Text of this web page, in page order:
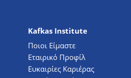
Kafkas Institute
Ποιοι Είμαστε
Εταιρικό Προφίλ
Ευκαιρίες Καριέρας